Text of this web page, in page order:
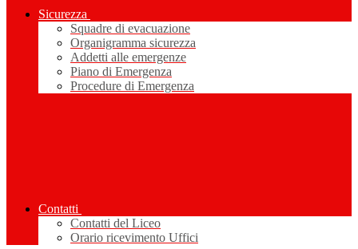
Sicurezza
Squadre di evacuazione
Organigramma sicurezza
Addetti alle emergenze
Piano di Emergenza
Procedure di Emergenza
Contatti
Contatti del Liceo
Orario ricevimento Uffici